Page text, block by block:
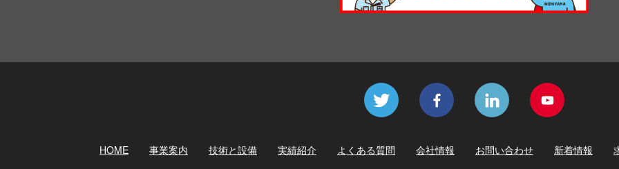
HOME 事業案内 技術と設備 実績紹介 よくある質問 会社情報 お問い合わせ 新着情報